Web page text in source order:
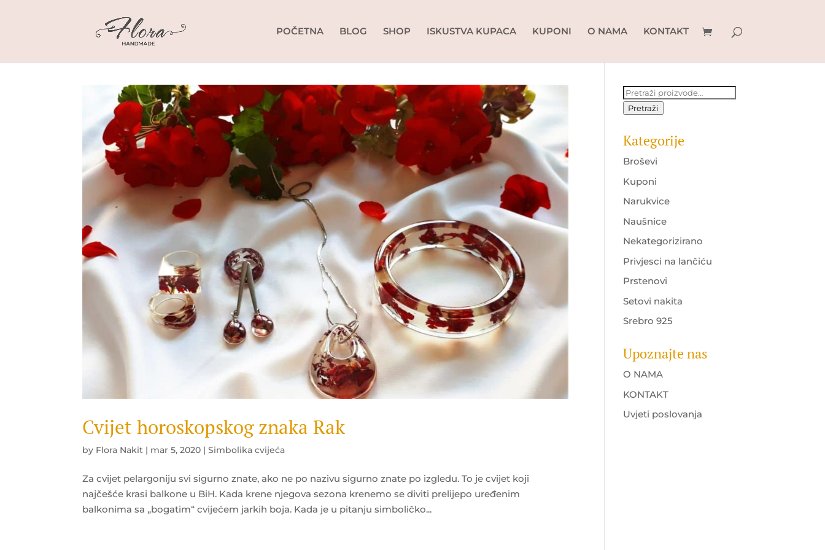
POČETNA BLOG SHOP ISKUSTVA KUPACA KUPONI O NAMA KONTAKT
Cvijet horoskopskog znaka Rak
by Flora Nakit | mar 5, 2020 |Simbolika cvijeća
Za cvijet pelargoniju svi sigurno znate, ako ne po nazivu sigurno znate po izgledu. To je cvijet koji
najčešće krasi balkone u BiH. Kada krene njegova sezona krenemo se diviti prelijepo uređenim
balkonima sa „bogatim“ cvijećem jarkih boja. Kada je u pitanju simboličko...
Pretraži:
Pretraži
Kategorije
Broševi
Kuponi
Narukvice
Naušnice
Nekategorizirano
Privjesci na lančiću
Prstenovi
Setovi nakita
Srebro 925
Upoznajte nas
O NAMA
KONTAKT
Uvjeti poslovanja